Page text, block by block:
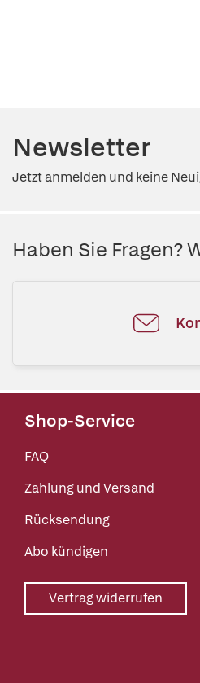
Newsletter
Jetzt anmelden und keine
Haben Sie Fragen?
Shop-Service
FAQ
Zahlung und Versand
Rücksendung
Abo kündigen
Vertrag widerrufen